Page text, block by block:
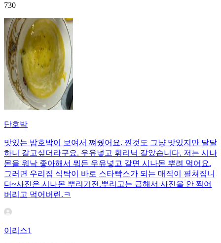
730
단호박
맛있는 밤호박이 보여서 쪄줬어요. 찐것도 그냥 맛있지만 달달
하니 갈고싶더라구요. 우유넣고 휘리닉 갈았습니다. 저는 시나
몬을 워낙 좋아해서 뭐든 우유넣고 갈면 시나몬 뿌려 먹어요.
그러면 우리집 식탁이 바로 스타빡스가 되는 매직이 펼쳐집니
다~사진은 시나몬 뿌리기전.뿌리고는 급해서 사진을 안 찍어
버리고 먹어버린.ㅋ
이리스1